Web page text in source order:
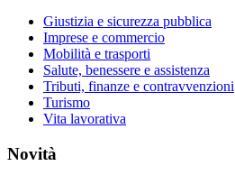
Giustizia e sicurezza pubblica
Imprese e commercio
Mobilità e trasporti
Salute, benessere e assistenza
Tributi, finanze e contravvenzioni
Turismo
Vita lavorativa
Novità